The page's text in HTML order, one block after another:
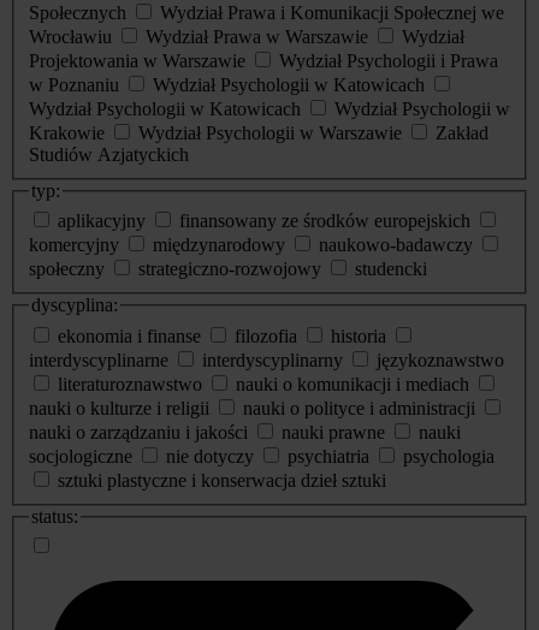
Społecznych
Wydział Prawa i Komunikacji Społecznej we
Wrocławiu
Wydział Prawa w Warszawie
Wydział
Projektowania w Warszawie
Wydział Psychologii i Prawa
w Poznaniu
Wydział Psychologii w Katowicach
Wydział Psychologii w Katowicach
Wydział Psychologii w
Krakowie
Wydział Psychologii w Warszawie
Zakład
Studiów Azjatyckich
typ:
aplikacyjny
finansowany ze środków europejskich
komercyjny
międzynarodowy
naukowo-badawczy
społeczny
strategiczno-rozwojowy
studencki
dyscyplina:
ekonomia i finanse
filozofia
historia
interdyscyplinarne
interdyscyplinarny
językoznawstwo
literaturoznawstwo
nauki o komunikacji i mediach
nauki o kulturze i religii
nauki o polityce i administracji
nauki o zarządzaniu i jakości
nauki prawne
nauki
socjologiczne
nie dotyczy psychiatria
psychologia
sztuki plastyczne i konserwacja dzieł sztuki
status: